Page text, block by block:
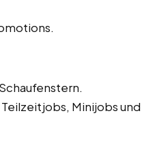
Minijobs und